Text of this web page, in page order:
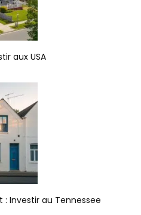
aux USA
Investir au Tennessee